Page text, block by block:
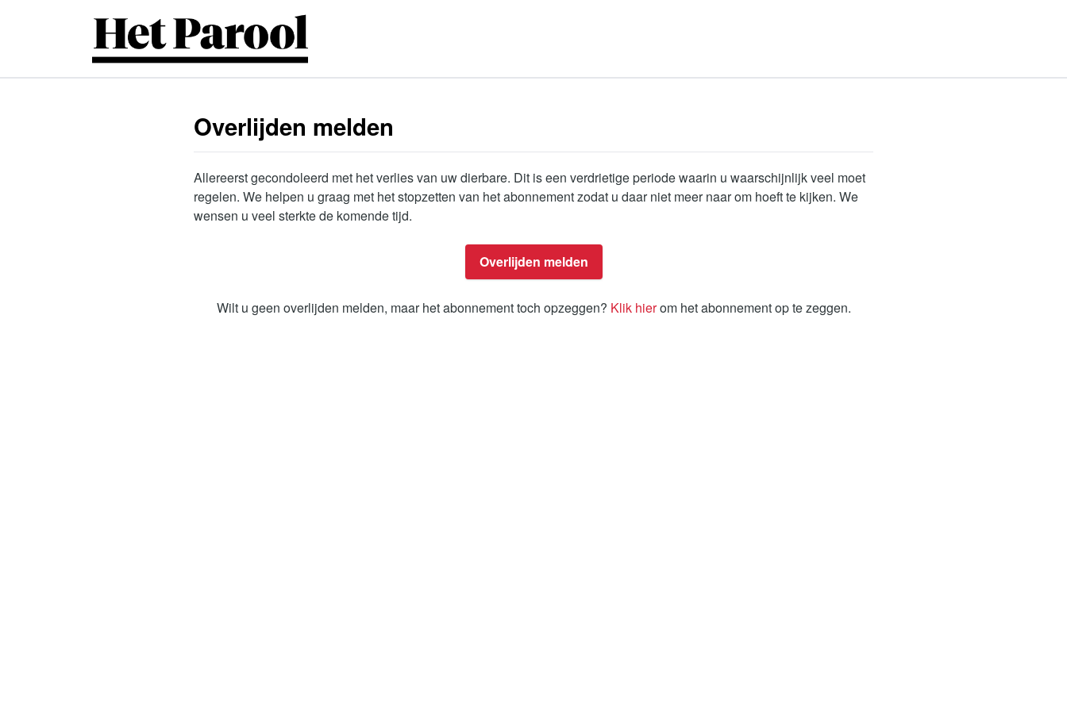
Overlijden melden
Allereerst gecondoleerd met het verlies van uw dierbare. Dit is een verdrietige periode waarin u waarschijnlijk veel moet
regelen. We helpen u graag met het stopzetten van het abonnement zodat u daar niet meer naar om hoeft te kijken. We
wensen u veel sterkte de komende tijd.
Overlijden melden
Wilt u geen overlijden melden, maar het abonnement toch opzeggen? Klik hierom het abonnement op te zeggen.